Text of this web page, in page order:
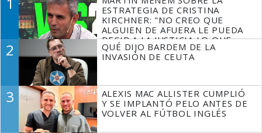
ESTRATEGIA DE CRISTINA
KIRCHNER: "NO CREO QUE
ALGUIEN DE AFUERA LE PUEDA
DECIR A LA JUSTICIA LO QUE
TIENE QUE HACER"
2
QUÉ DIJO BARDEM DE LA
INVASIÓN DE CEUTA
3
ALEXIS MAC ALLISTER CUMPLIÓ
Y SE IMPLANTÓ PELO ANTES DE
VOLVER AL FÚTBOL INGLÉS